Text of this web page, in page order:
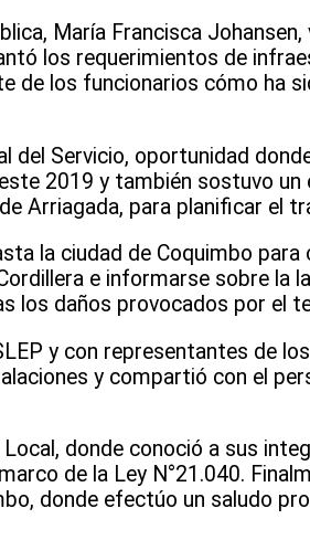
María Francisca Johansen,
los requerimientos de
de los funcionarios cómo ha
del Servicio, oportunidad
2019 y también sostuvo un
Arriagada, para planificar el
la ciudad de Coquimbo para
e informarse sobre la
los daños provocados por el
y con representantes de
y compartió con el
donde conoció a sus
de la Ley N°21.040.
donde efectúo un saludo